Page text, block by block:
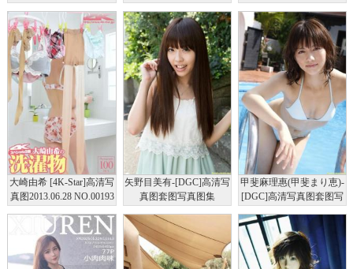
大崎由希 [4K-Star]高清写
真图2013.06.28 NO.00193
矢野目美有-[DGC]高清写
真图套图写真图集
甲斐麻理惠(甲斐まり恵)-
[DGC]高清写真图套图写